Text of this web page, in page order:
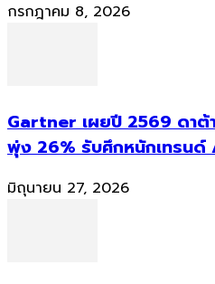
กรกฎาคม 8, 2026
Gartner เผยปี 2569 ดาต้า
พุ่ง 26% รับศึกหนักเทรนด์
มิถุนายน 27, 2026